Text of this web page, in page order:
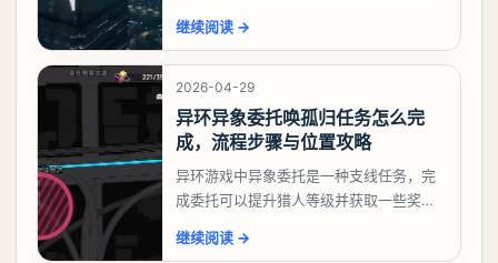
么做，下面就来告诉大家。异环异象委托
祸兮洄游任务攻略
继续阅读 →
2026-04-29
异环异象委托唤孤归任务怎么完
成，流程步骤与位置攻略
异环游戏中异象委托是一种支线任务，完
成委托可以提升猎人等级并获取一些奖
么做，今天游戏熊就来告诉大家。异环异
继续阅读 →